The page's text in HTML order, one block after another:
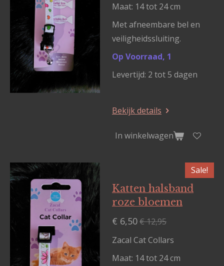
Maat: 14 tot 24 cm
Met afneembare bel en
veiligheidssluiting.
Op Voorraad, 1
Levertijd: 2 tot 5 dagen
Bekijk details
In winkelwagen
Sale!
Katten halsband
roze bloemen
€ 6,50€ 12,95
Zacal Cat Collars
Maat: 14 tot 24 cm